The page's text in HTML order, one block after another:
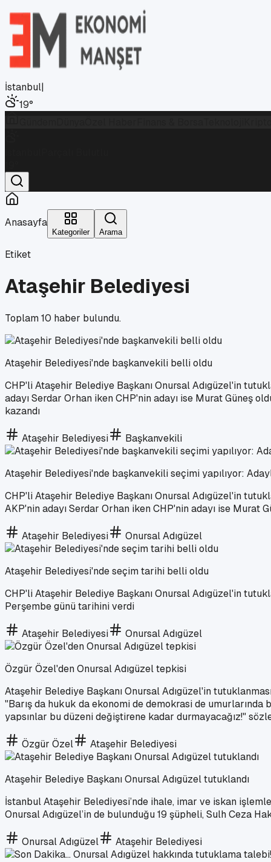
İstanbul|
19°
Anasayfa
Kategoriler Arama
Etiket
Ataşehir Belediyesi
Toplam10 haber bulundu.
Ataşehir Belediyesi'nde başkanvekili belli oldu
CHP'li Ataşehir Belediye Başkanı Onursal Adıgüzel'in
adayı Serdar Orhan iken CHP'nin adayı ise Murat Güneş
kazandı
Ataşehir Belediyesi Başkanvekili
Ataşehir Belediyesi'nde başkanvekili seçimi yapılıyor:
CHP'li Ataşehir Belediye Başkanı Onursal Adıgüzel'in
AKP'nin adayı Serdar Orhan iken CHP'nin adayı ise Murat
Ataşehir Belediyesi Onursal Adıgüzel
Ataşehir Belediyesi'nde seçim tarihi belli oldu
CHP'li Ataşehir Belediye Başkanı Onursal Adıgüzel'in
Perşembe günü tarihini verdi
Ataşehir Belediyesi Onursal Adıgüzel
Özgür Özel'den Onursal Adıgüzel tepkisi
Ataşehir Belediye Başkanı Onursal Adıgüzel'in
"Barış da hukuk da ekonomi de demokrasi de
yapsınlar bu düzeni değiştirene kadar durmayacağız!"
Özgür Özel Ataşehir Belediyesi
Ataşehir Belediye Başkanı Onursal Adıgüzel tutuklandı
İstanbul Ataşehir Belediyesi’nde ihale, imar ve iskan
Onursal Adıgüzel’in de bulunduğu 19 şüpheli, Sulh Ceza
Onursal Adıgüzel Ataşehir Belediyesi